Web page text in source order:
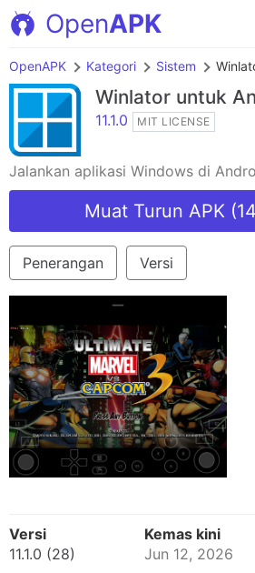
OpenAPK
OpenAPK Kategori Sistem
Winlator untuk
11.1.0 MIT LICENSE
Jalankan aplikasi Windows di
Muat Turun APK
Penerangan Versi
Versi
11.1.0 (28)
Kemas kini
Jun 12, 2026